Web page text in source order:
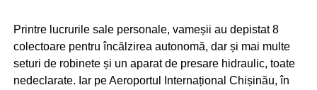
Printre lucrurile sale personale, vameșii au depistat 8
colectoare pentru încălzirea autonomă, dar și mai multe
seturi de robinete și un aparat de presare hidraulic, toate
nedeclarate. Iar pe Aeroportul Internațional Chișinău, în